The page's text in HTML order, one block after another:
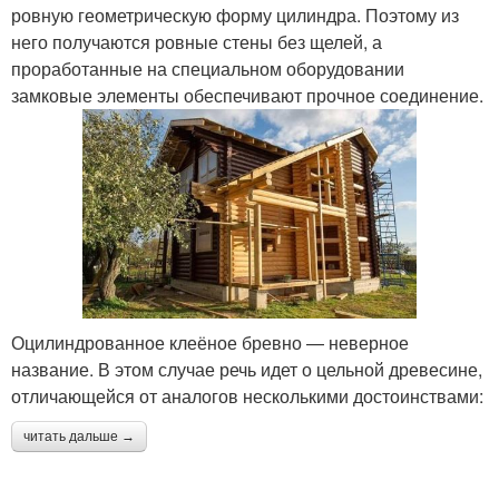
ровную геометрическую форму цилиндра. Поэтому из
него получаются ровные стены без щелей, а
проработанные на специальном оборудовании
замковые элементы обеспечивают прочное соединение.
Оцилиндрованное клеёное бревно — неверное
название. В этом случае речь идет о цельной древесине,
отличающейся от аналогов несколькими достоинствами:
читать дальше →